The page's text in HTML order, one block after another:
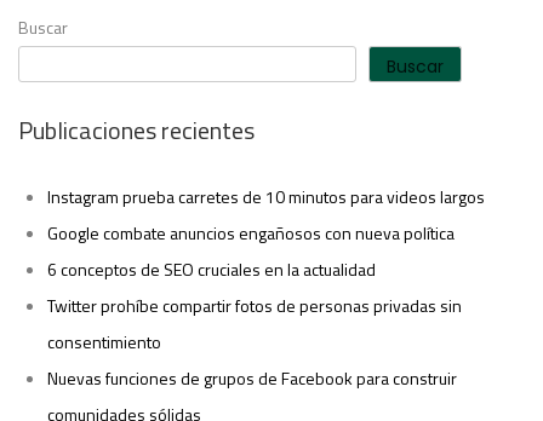
Buscar
Buscar
Publicaciones recientes
Instagram prueba carretes de 10 minutos para videos largos
Google combate anuncios engañosos con nueva política
6 conceptos de SEO cruciales en la actualidad
Twitter prohíbe compartir fotos de personas privadas sin
consentimiento
Nuevas funciones de grupos de Facebook para construir
comunidades sólidas